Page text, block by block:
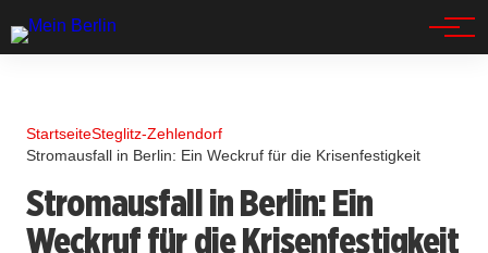
StartseiteSteglitz-Zehlendorf
Stromausfall in Berlin: Ein Weckruf für die Krisenfestigkeit
Stromausfall in Berlin: Ein
Weckruf für die Krisenfestigkeit